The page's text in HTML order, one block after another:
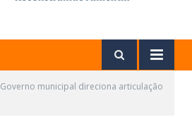
Governo municipal direciona articulação